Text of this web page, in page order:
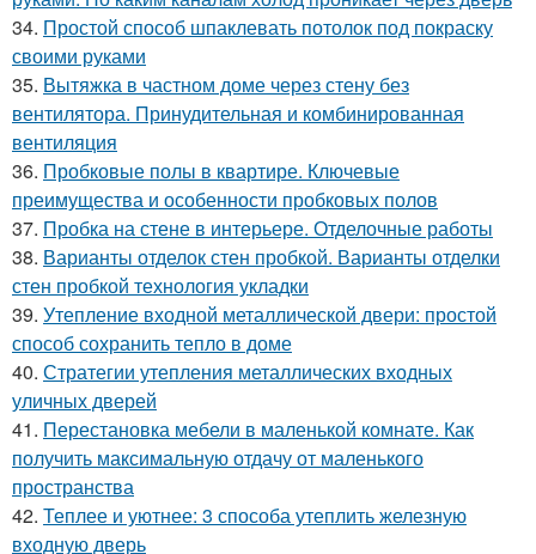
34. Простой способ шпаклевать потолок под покраску
своими руками
35. Вытяжка в частном доме через стену без
вентилятора. Принудительная и комбинированная
вентиляция
36. Пробковые полы в квартире. Ключевые
преимущества и особенности пробковых полов
37. Пробка на стене в интерьере. Отделочные работы
38. Варианты отделок стен пробкой. Варианты отделки
стен пробкой технология укладки
39. Утепление входной металлической двери: простой
способ сохранить тепло в доме
40. Стратегии утепления металлических входных
уличных дверей
41. Перестановка мебели в маленькой комнате. Как
получить максимальную отдачу от маленького
пространства
42. Теплее и уютнее: 3 способа утеплить железную
входную дверь